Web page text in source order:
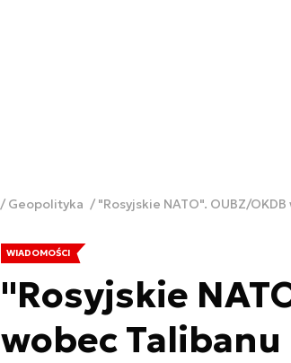
Geopolityka "Rosyjskie NATO". OUBZ/
WIADOMOŚCI
"Rosyjskie
wobec